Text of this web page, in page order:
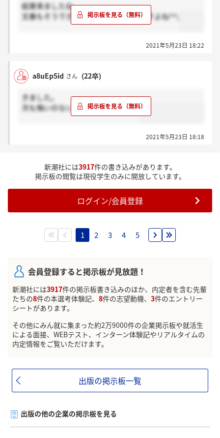
結果来ましたね。
文春もそうできたが、結構ギリギリですよね^^;
2021年5月23日 18:22
a8uEp5id さん (22卒)
きました。
次も悔いのないように頑張ります。
2021年5月23日 18:18
新潮社には3917件の書き込みがあります。
掲示板の閲覧は現役学生のみに開放しています。
ログイン/会員登録
1 2 3 4 5
会員登録すると掲示板が見放題！
新潮社には3917件の掲示板書き込みのほか、内定者を含む先輩
たちの8件の本選考体験記、 8件の志望動機、 3件のエントリー
シートがあります。
その他にみん就に集まった約2万9000件の企業掲示板や就活生
による面接、WEBテスト、インターン体験記やリアルタイムの
内定情報をご覧いただけます。
出版の掲示板一覧
出版の他の企業の掲示板を見る